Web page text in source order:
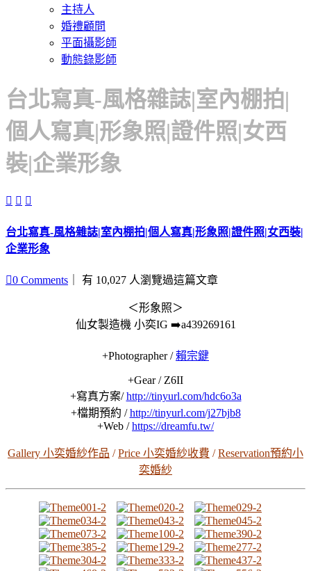
主持人
婚禮顧問
平面攝影師
動態錄影師
台北寫真-風格雜誌|室內棚拍|
個人寫真|形象照|證件照|女西
裝|企業形象
  
台北寫真-風格雜誌|室內棚拍|個人寫真|形象照|證件照|女西裝|
企業形象
0 Comments ｜ 有 10,027 人瀏覽過這篇文章
＜形象照＞
仙女製造機 小奕IG ➡️a439269161
+Photographer /賴宗鍵
+Gear / Z6II
+寫真方案/http://tinyurl.com/hdc6o3a
+檔期預約 /http://tinyurl.com/j27bjb8
+Web /https://dreamfu.tw/
Gallery 小奕婚紗作品 /Price 小奕婚紗收費 /Reservation預約小
奕婚紗